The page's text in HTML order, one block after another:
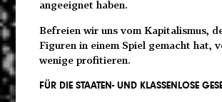
angeeignet haben.
Befreien wir uns vom Kapitalismus,
Figuren in einem Spiel gemacht hat,
wenige profitieren.
FÜR DIE STAATEN- UND KLASSENLOSE